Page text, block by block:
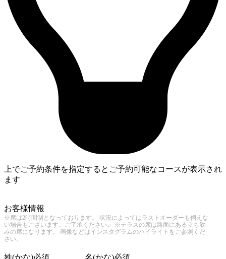
上でご予約条件を指定するとご予約可能なコースが表示され
ます
お客様情報
※席は2時間制となっております。 状況によってはラストオーダーも伺えな
い場合もございます。ご了承ください。 ※テラスの席は路面にある立ち飲
みの席になります。 画像などはインスタグラムのハイライトをご参照くだ
さい。
姓(かな)必須 名(かな)必須